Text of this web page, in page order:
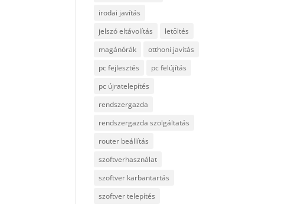
irodai javítás
jelszó eltávolítás
letöltés
magánórák
otthoni javítás
pc fejlesztés
pc felújítás
pc újratelepítés
rendszergazda
rendszergazda szolgáltatás
router beállítás
szoftverhasználat
szoftver karbantartás
szoftver telepítés